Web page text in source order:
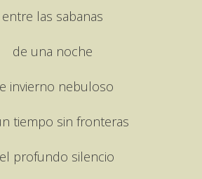
entre las sabanas
de una noche
invierno nebuloso
tiempo sin fronteras
profundo silencio